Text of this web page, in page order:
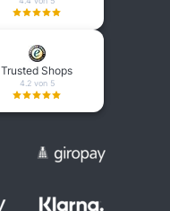
Trusted Shops
4.2 von 5